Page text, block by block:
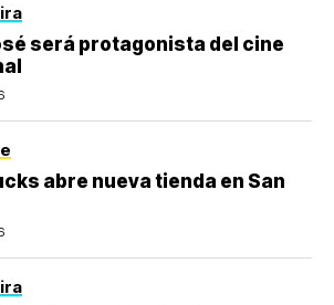
será protagonista del cine
abre nueva tienda en San